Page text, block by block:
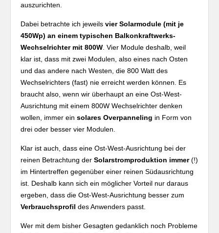
auszurichten.
Dabei betrachte ich jeweilsvier Solarmodule (mit je
450Wp) an einem typischen Balkonkraftwerks-
Wechselrichter mit 800W . Vier Module deshalb, weil
klar ist, dass mit zwei Modulen, also eines nach Osten
und das andere nach Westen, die 800 Watt des
Wechselrichters (fast) nie erreicht werden können. Es
braucht also, wenn wir überhaupt an eine Ost-West-
Ausrichtung mit einem 800W Wechselrichter denken
wollen, immer einsolares Overpanneling in Form von
drei oder besser vier Modulen.
Klar ist auch, dass eine Ost-West-Ausrichtung bei der
reinen Betrachtung derSolarstromproduktion immer(!)
im Hintertreffen gegenüber einer reinen Südausrichtung
ist. Deshalb kann sich ein möglicher Vorteil nur daraus
ergeben, dass die Ost-West-Ausrichtung besser zum
Verbrauchsprofil des Anwenders passt.
Wer mit dem bisher Gesagten gedanklich noch Probleme